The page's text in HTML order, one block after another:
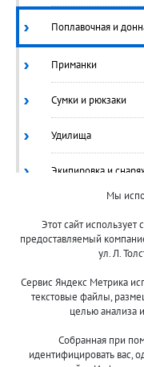
Поплавочная и
Приманки
Сумки и рюкзаки
Удилища
Экипировка и
© 2013-
Мы
Этот сайт
предоставляемый
ул. Л.
Сервис Яндекс Метрика
текстовые файлы,
целью анализа
Собранная при
идентифицировать вас,